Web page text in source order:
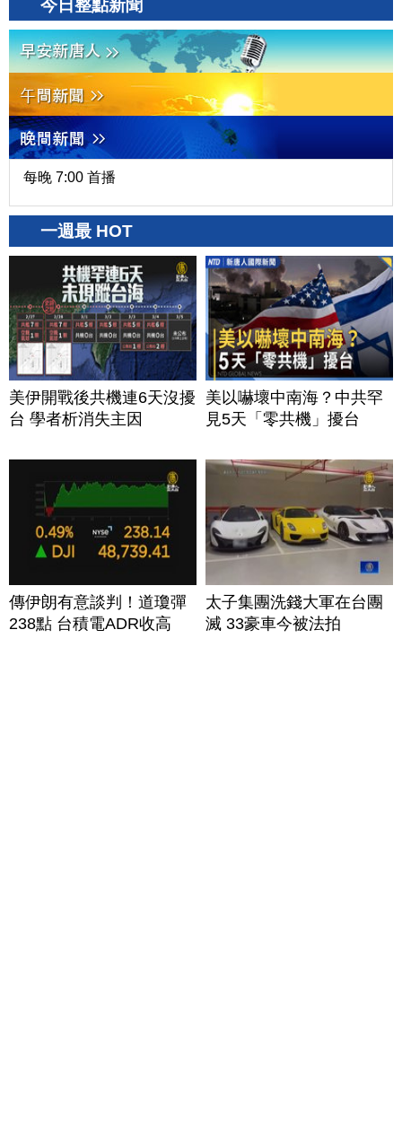
今日整點新聞
每晚 7:00 首播
一週最 HOT
美伊開戰後共機連6天沒擾
台 學者析消失主因
美以嚇壞中南海？中共罕
見5天「零共機」擾台
傳伊朗有意談判！道瓊彈
238點 台積電ADR收高
太子集團洗錢大軍在台團
滅 33豪車今被法拍